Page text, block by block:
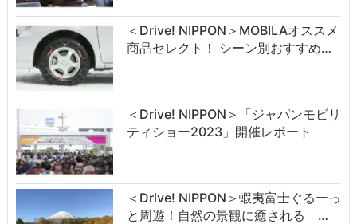
＜Drive! NIPPON＞MOBILAオススメ
商品セレクト！ シーン別おすすめ…
＜Drive! NIPPON＞「ジャパンモビリ
ティショー2023」開催レポート
＜Drive! NIPPON＞蝦夷富士ぐるーっ
と周遊！自然の景観に癒される …